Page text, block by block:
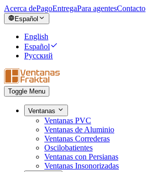
Acerca dePagoEntregaPara agentesContacto
Español
English
Español
Русский
Toggle Menu
Ventanas
Ventanas PVC
Ventanas de Aluminio
Ventanas Correderas
Oscilobatientes
Ventanas con Persianas
Ventanas Insonorizadas